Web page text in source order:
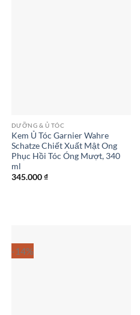
DƯỠNG & Ủ TÓC
Kem Ủ Tóc Garnier Wahre
Schatze Chiết Xuất Mật Ong
Phục Hồi Tóc Óng Mượt, 340
ml
345.000₫
-14%